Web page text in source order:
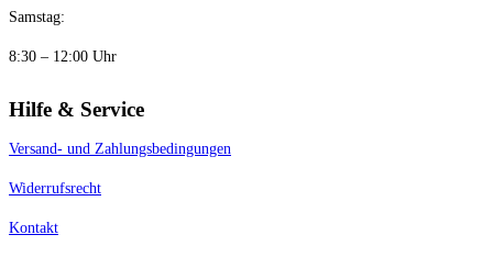
Samstag:
8:30 – 12:00 Uhr
Hilfe & Service
Versand- und Zahlungsbedingungen
Widerrufsrecht
Kontakt